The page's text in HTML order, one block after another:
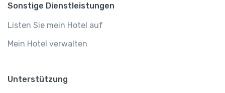
Sonstige Dienstleistungen
Listen Sie mein Hotel auf
Mein Hotel verwalten
Unterstützung